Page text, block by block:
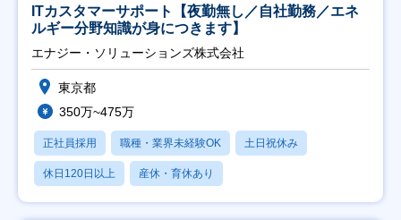
ITカスタマーサポート【夜勤無し／自社勤務／エネ
ルギー分野知識が身につきます】
エナジー・ソリューションズ株式会社
東京都
350万~475万
正社員採用 職種・業界未経験OK 土日祝休み
休日120日以上 産休・育休あり